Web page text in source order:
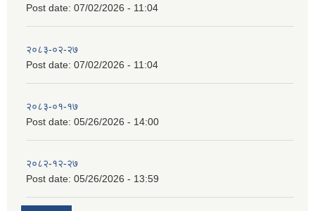
Post date: 07/02/2026 - 11:04
२०८३-०२-२७
Post date: 07/02/2026 - 11:04
२०८३-०१-१७
Post date: 05/26/2026 - 14:00
२०८२-१२-२७
Post date: 05/26/2026 - 13:59